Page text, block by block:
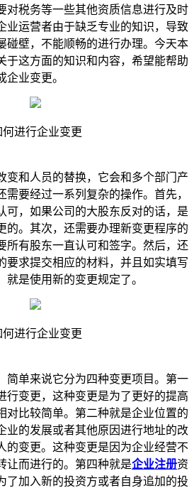
对税务等一些其他资质信息进行及时
业运营者由于缺乏专业的知识，导致
碰壁，不能顺畅的进行办理。今天本
于这方面的知识和内容，希望能帮助
企业变更。
何进行企业变更
变和人员的替换，它会和多个部门产
需要经过一系列复杂的操作。首先，
可，如果公司的大股东反对的话，是
的。其次，还需要办理新变更程序的
所有股东一直认可和签字。然后，还
要求提交相应的材料，并且如实填写
是使用新的变更规定了。
何进行企业变更
简单来说它分为四种变更项目。第一
行变更，这种变更是为了更好的提高
对比较简单。第二种就是企业位置的
业的发展或者其他原因进行地址的改
的变更。这种变更是因为企业经营不
让而进行的。第四种就是企业注册资
了加入新的投资方或者自身追加的投